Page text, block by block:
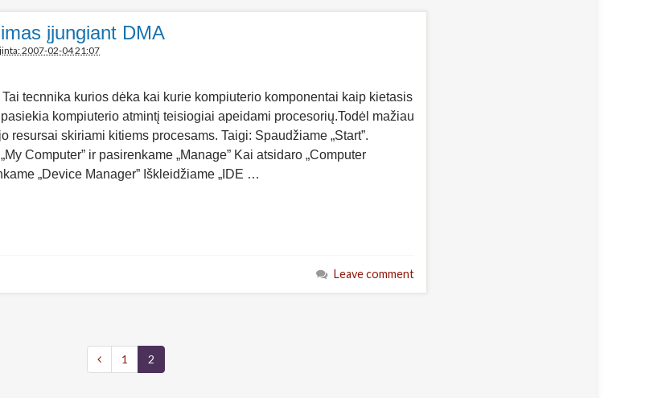
įjungiant DMA
2007-02-04 21:07
tecnnika kurios dėka kai kurie kompiuterio komponentai kaip kietasis
kompiuterio atmintį teisiogiai apeidami procesorių.Todėl mažiau
resursai skiriami kitiems procesams. Taigi: Spaudžiame „Start”.
Computer” ir pasirenkame „Manage” Kai atsidaro „Computer
„Device Manager” Iškleidžiame „IDE …
Leave comment
1 2